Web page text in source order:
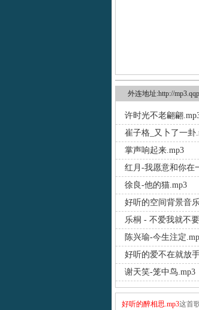
外连地址:http://
许时光不老翩翩
崔子格_又卜了一卦
掌声响起来.mp3
红月-我愿意和你在
徐良-他的猫.mp3
好听的空间背景音
乐桐 - 不爱我就不
陈兴瑜-今生注定
好听的爱不在就放
谢天笑-笼中鸟.mp3
好听的醉相思.mp3这首